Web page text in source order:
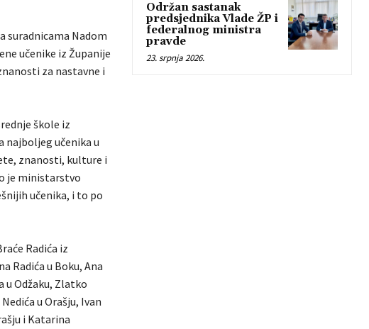
suradnicama Nadom
učenike iz Županije
za nastavne i
škole iz
najboljeg učenika u
znanosti, kulture i
je ministarstvo
učenika, i to po
Radića iz
Radića u Boku, Ana
u Odžaku, Zlatko
u Orašju, Ivan
i Katarina
Održan sastanak
predsjednika Vlade ŽP i
federalnog ministra
pravde
23. srpnja 2026.